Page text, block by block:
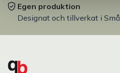
Egen produktion
Designat och tillverkat i